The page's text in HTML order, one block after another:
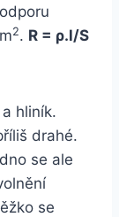
2. R = ρ.l/S
a hliník.
drahé.
se ale
se